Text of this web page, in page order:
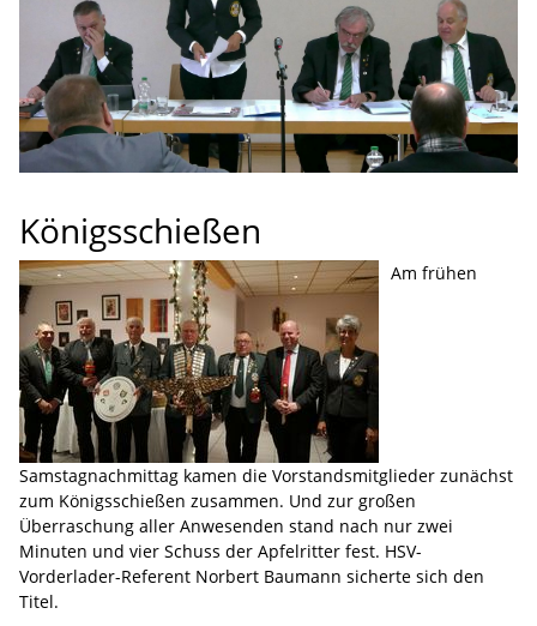
Königsschießen
Am frühen
Samstagnachmittag kamen die Vorstandsmitglieder zunächst
zum Königsschießen zusammen. Und zur großen
Überraschung aller Anwesenden stand nach nur zwei
Minuten und vier Schuss der Apfelritter fest. HSV-
Vorderlader-Referent Norbert Baumann sicherte sich den
Titel.